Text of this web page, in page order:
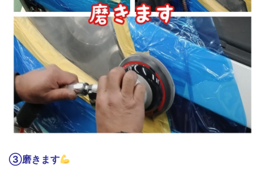
③磨きます